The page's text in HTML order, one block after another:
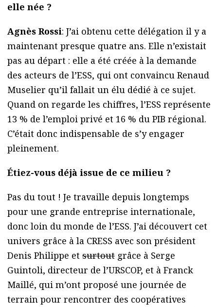
elle née ?
Agnès Rossi: J’ai obtenu cette délégation il y a
maintenant presque quatre ans. Elle n’existait
pas au départ : elle a été créée à la demande
des acteurs de l’ESS, qui ont convaincu Renaud
Muselier qu’il fallait un élu dédié à ce sujet.
Quand on regarde les chiffres, l’ESS représente
13 % de l’emploi privé et 16 % du PIB régional.
C’était donc indispensable de s’y engager
pleinement.
Étiez-vous déjà issue de ce milieu ?
Pas du tout ! Je travaille depuis longtemps
pour une grande entreprise internationale,
donc loin du monde de l’ESS. J’ai découvert cet
univers grâce à la CRESS avec son président
Denis Philippe et surtout grâce à Serge
Guintoli, directeur de l’URSCOP, et à Franck
Maillé, qui m’ont proposé une journée de
terrain pour rencontrer des coopératives